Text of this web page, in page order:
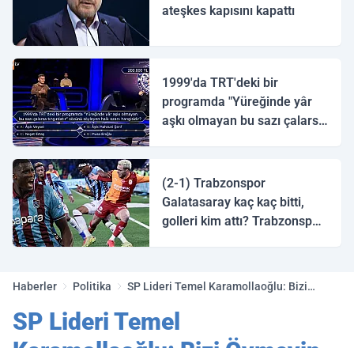
ateşkes kapısını kapattı
1999'da TRT'deki bir
programda "Yüreğinde yâr
aşkı olmayan bu sazı çalarsa
(2-1) Trabzonspor
Galatasaray kaç kaç bitti,
golleri kim attı? Trabzonspor
Haberler Politika
SP Lideri Temel Karamollaoğlu: Bizi
SP Lideri Temel